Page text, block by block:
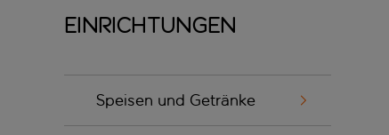
Einrichtungen
Speisen und Getränke